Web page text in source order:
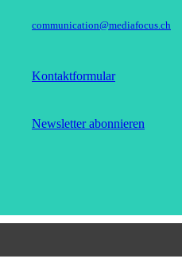
communication@mediafocus.ch
Kontaktformular
Newsletter abonnieren